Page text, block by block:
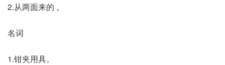
2.从两面来的 。
名词
1.钳夹用具。